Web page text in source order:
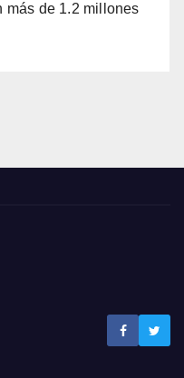
más de 1.2 millones